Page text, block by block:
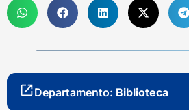
Departamento: Biblioteca